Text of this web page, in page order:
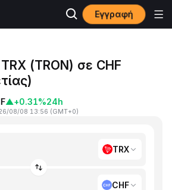
Εγγραφή
(TRON) σε CHF
▲+0.31%24h
08/08 13:56 (GMT+0)
TRX
CHF